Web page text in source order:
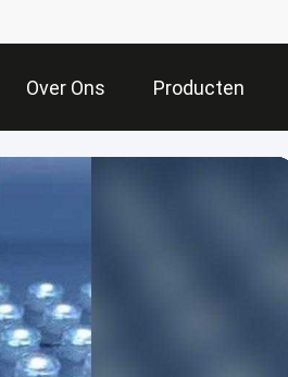
Over Ons Producten